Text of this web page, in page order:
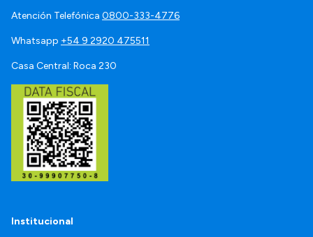
Atención Telefónica 0800-333-4776
Whatsapp +54 9 2920 475511
Casa Central: Roca 230
Institucional